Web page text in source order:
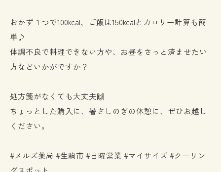
おかず１つで100kcal、ご飯は150kcalとカロリー計算も簡
単♪
体調不良で料理できない方や、お昼をさっと済ませたい
方などいかがですか？
処方箋がなくても大丈夫🙌
ちょっとした購入に、暑さしのぎの休憩に、ぜひお越し
ください。
#メルズ薬局 #生駒市 #日曜営業 #マイサイズ #クーリン